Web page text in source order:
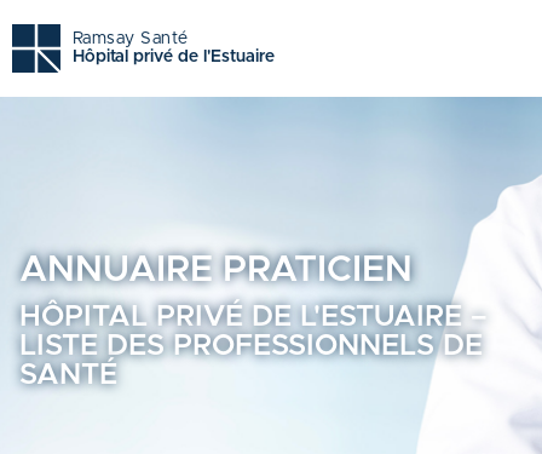
Ramsay Santé
Hôpital privé de l'Estuaire
ANNUAIRE PRATICIEN
HÔPITAL PRIVÉ DE L'ESTUAIRE –
LISTE DES PROFESSIONNELS DE
SANTÉ